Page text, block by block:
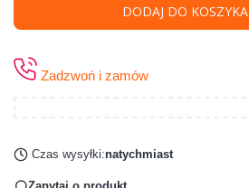
DODAJ DO KOSZYKA
Zadzwoń i zamów
Czas wysyłki:natychmiast